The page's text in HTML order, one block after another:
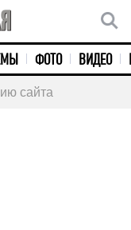
ФОТО ВИДЕО
сайта